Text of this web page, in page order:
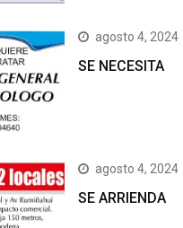
agosto 4, 2024
SE NECESITA
agosto 4, 2024
SE ARRIENDA